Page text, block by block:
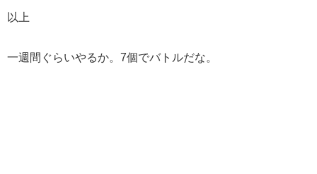
以上
一週間ぐらいやるか。7個でバトルだな。